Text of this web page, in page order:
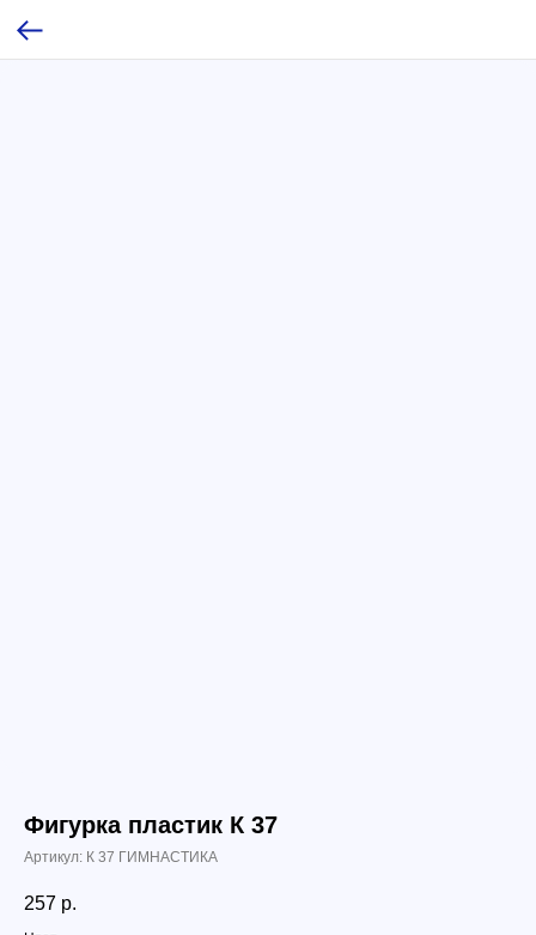
Фигурка пластик К 37
Артикул: К 37 ГИМНАСТИКА
257 р.